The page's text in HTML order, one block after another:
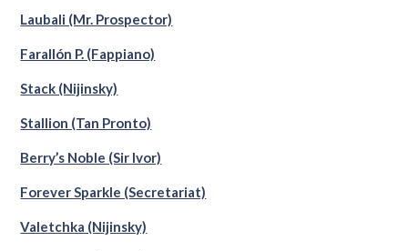
Laubali (Mr. Prospector)
Farallón P. (Fappiano)
Stack (Nijinsky)
Stallion (Tan Pronto)
Berry’s Noble (Sir Ivor)
Forever Sparkle (Secretariat)
Valetchka (Nijinsky)